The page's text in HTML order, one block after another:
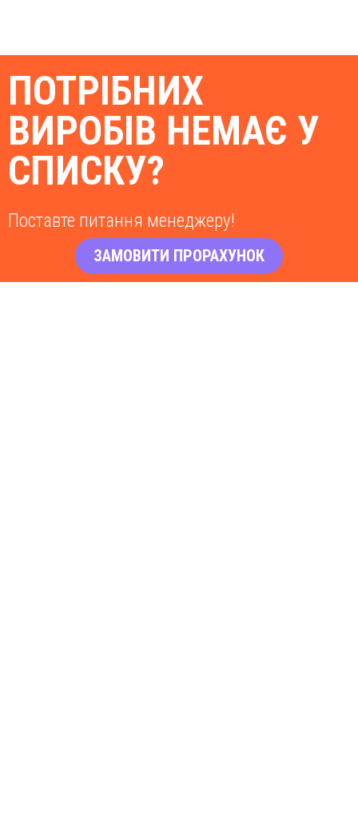
ПОТРІБНИХ
ВИРОБІВ НЕМАЄ У
СПИСКУ?
Поставте питання менеджеру!
ЗАМОВИТИ ПРОРАХУНОК